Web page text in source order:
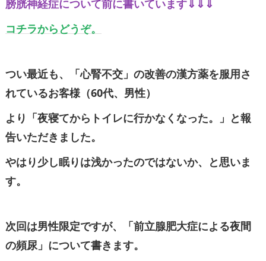
膀胱神経症について前に書いています⇓⇓⇓
コチラからどうぞ。
つい最近も、「心腎不交」の改善の漢方薬を服用さ
れているお客様（60代、男性）
より「夜寝てからトイレに行かなくなった。」と報
告いただきました。
やはり少し眠りは浅かったのではないか、と思いま
す。
次回は男性限定ですが、「前立腺肥大症による夜間
の頻尿」について書きます。